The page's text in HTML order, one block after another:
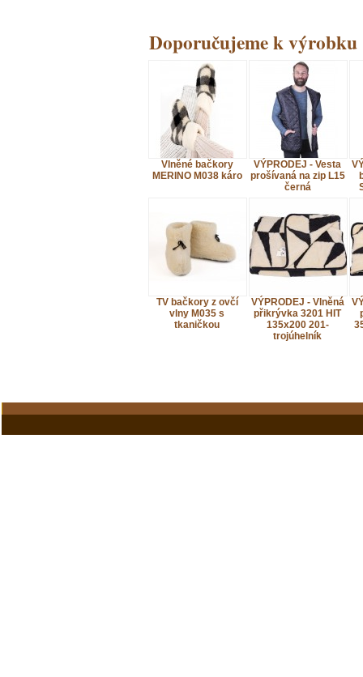
Doporučujeme k výrobku
Vlněné bačkory
MERINO M038 káro
VÝPRODEJ - Vesta
prošívaná na zip L15
černá
TV bačkory z ovčí
vlny M035 s
tkaničkou
VÝPRODEJ - Vlněná
přikrývka 3201 HIT
135x200 201-
trojúhelník